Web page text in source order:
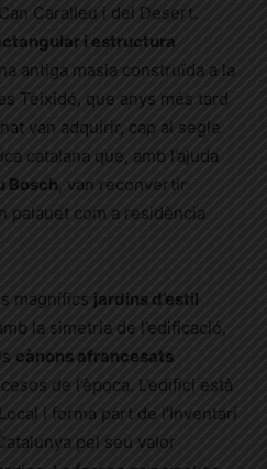
Caralleu i del Desert.
i estructura
antiga masia construïda a la
Teixidó, que anys més tard
van adquirir, cap al segle
catalana que, amb l’ajuda
Bosch
, van reconvertir
palauet com a residència
magnífics jardins d’estil
la simetria de l’edificació,
cànons afrancesats
de l’època. L’edifici està
i forma part de l’Inventari
pel seu valor